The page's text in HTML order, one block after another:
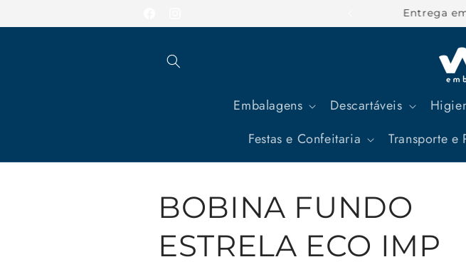
conteúdo
Parcele suas
Embalagens Descartáveis
Festas e Confeitaria
Transporte e
BOBINA FUNDO
ESTRELA ECO IMP